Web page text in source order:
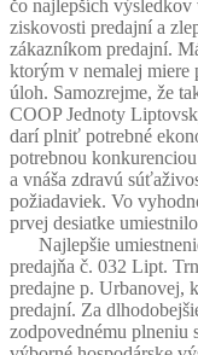
čo najlepších výsledkov
ziskovosti predajní a
zákazníkom predajní.
ktorým v nemalej miere
úloh. Samozrejme, že
COOP Jednoty
darí plniť potrebné
potrebnou
a vnáša zdravú
požiadaviek. Vo
prvej desiatke
Najlepšie
predajňa č. 032 Lipt.
predajne p. Urbanovej,
predajní. Za
zodpovednému plneniu